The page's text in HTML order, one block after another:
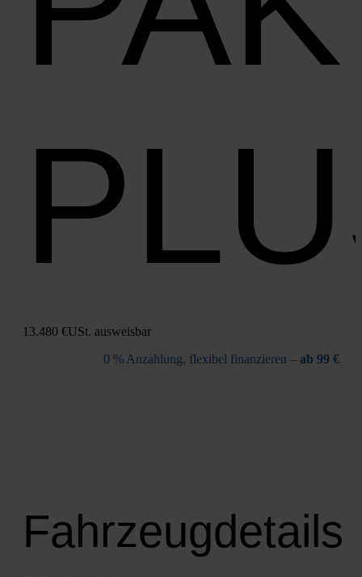
13.480 €USt. aus­weis­bar
0 % Anzah­lung, fle­xi­bel finan­zie­ren – ab 99 €
Fahrzeugdetails